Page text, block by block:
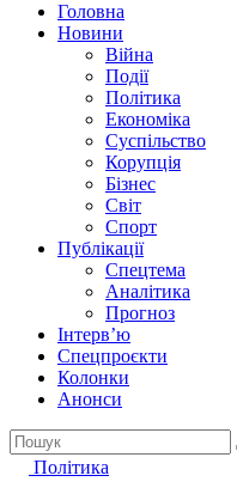
Головна
Новини
Війна
Події
Політика
Економіка
Суспільство
Корупція
Бізнес
Світ
Спорт
Публікації
Спецтема
Аналітика
Прогноз
Інтерв’ю
Спецпроєкти
Колонки
Анонси
Політика